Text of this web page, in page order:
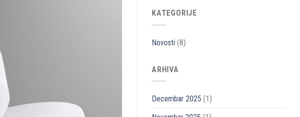
KATEGORIJE
Novosti (8)
ARHIVA
Decembar 2025 (1)